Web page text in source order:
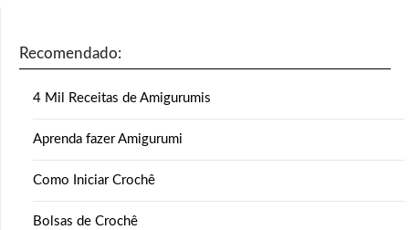
Recomendado:
4 Mil Receitas de Amigurumis
Aprenda fazer Amigurumi
Como Iniciar Crochê
Bolsas de Crochê